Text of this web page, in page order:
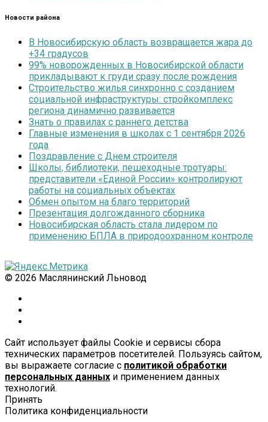
Новости района
В Новосибирскую область возвращается жара до
+34 градусов
99% новорожденных в Новосибирской области
прикладывают к груди сразу после рождения
Строительство жилья синхронно с созданием
социальной инфраструктуры: стройкомплекс
региона динамично развивается
Знать о правилах с раннего детства
Главные изменения в школах с 1 сентября 2026
года
Поздравление с Днем строителя
Школы, библиотеки, пешеходные тротуары:
представители «Единой России» контролируют
работы на социальных объектах
Обмен опытом на благо территорий
Презентация долгожданного сборника
Новосибирская область стала лидером по
применению БПЛА в природоохранном контроле
© 2026 Маслянинский Льновод
Сайт использует файлы Cookie и сервисы сбора
технических параметров посетителей. Пользуясь сайтом,
вы выражаете согласие с политикой обработки
персональных данных и применением данных
технологий.
Принять
Политика конфиденциальности